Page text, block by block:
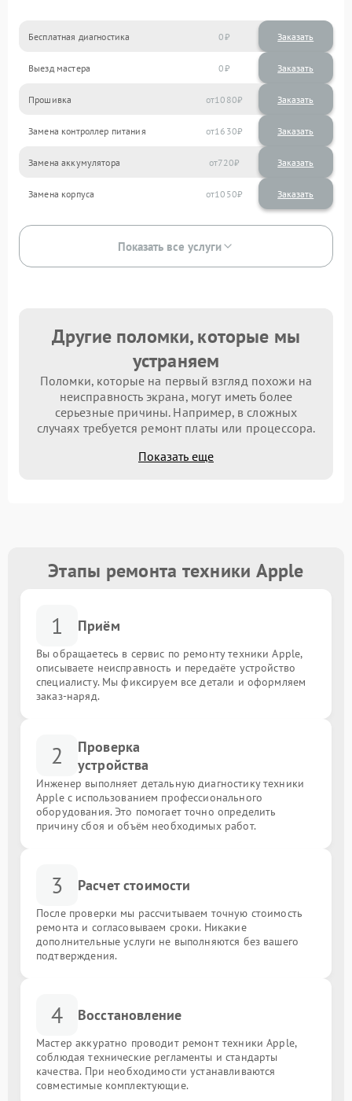
Бесплатная диагностика 0 Заказать
Выезд мастера 0 Заказать
Прошивка 1080
Замена контроллер питания 1630
Замена аккумулятора 720
Замена корпуса 1050
Показать все услуги
Другие поломки, которые мы
устраняем
Поломки, которые на первый взгляд похожи на
неисправность экрана, могут иметь более
серьезные причины. Например, в сложных
случаях требуется ремонт платы или процессора.
Показать еще
Этапы ремонта техники Apple
1 Приём
Вы обращаетесь в сервис по ремонту техники Apple,
описываете неисправность и передаёте устройство
специалисту. Мы фиксируем все детали и оформляем
заказ-наряд.
2
Проверка
устройства
Инженер выполняет детальную диагностику техники
Apple с использованием профессионального
оборудования. Это помогает точно определить
причину сбоя и объём необходимых работ.
3 Расчет стоимости
После проверки мы рассчитываем точную стоимость
ремонта и согласовываем сроки. Никакие
дополнительные услуги не выполняются без вашего
подтверждения.
4 Восстановление
Мастер аккуратно проводит ремонт техники Apple,
соблюдая технические регламенты и стандарты
качества. При необходимости устанавливаются
совместимые комплектующие.